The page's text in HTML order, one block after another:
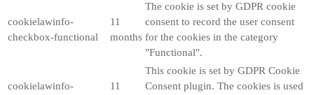
cookielawinfo-
checkbox-functional
11
months
The cookie is set by GDPR cookie
consent to record the user consent
for the cookies in the category
"Functional".
cookielawinfo-
11
This cookie is set by GDPR Cookie
Consent plugin. The cookies is used